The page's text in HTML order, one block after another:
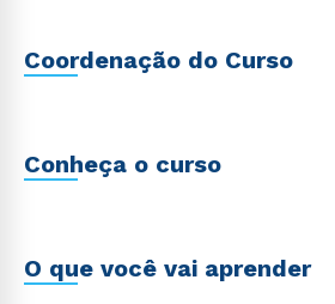
Coordenação do Curso
Conheça o curso
O que você vai aprender